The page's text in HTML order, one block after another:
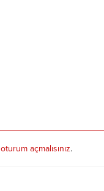
oturum açmalısınız.